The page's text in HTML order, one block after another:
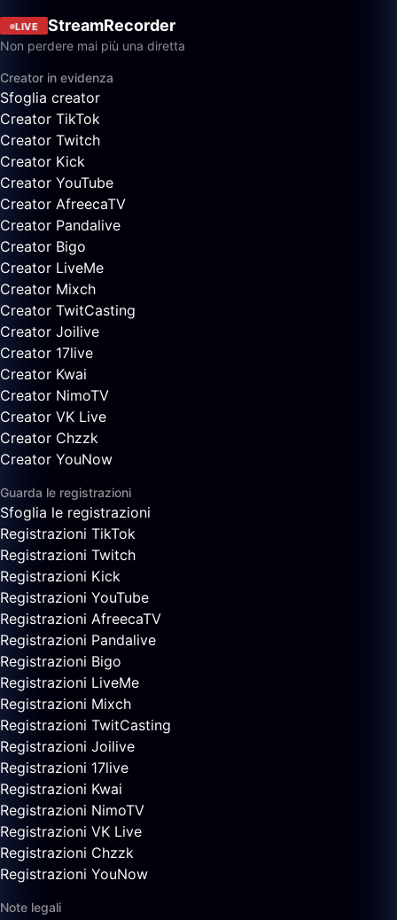
LIVE StreamRecorder
Non perdere mai più una diretta
Creator in evidenza
Sfoglia creator
Creator TikTok
Creator Twitch
Creator Kick
Creator YouTube
Creator AfreecaTV
Creator Pandalive
Creator Bigo
Creator LiveMe
Creator Mixch
Creator TwitCasting
Creator Joilive
Creator 17live
Creator Kwai
Creator NimoTV
Creator VK Live
Creator Chzzk
Creator YouNow
Guarda le registrazioni
Sfoglia le registrazioni
Registrazioni TikTok
Registrazioni Twitch
Registrazioni Kick
Registrazioni YouTube
Registrazioni AfreecaTV
Registrazioni Pandalive
Registrazioni Bigo
Registrazioni LiveMe
Registrazioni Mixch
Registrazioni TwitCasting
Registrazioni Joilive
Registrazioni 17live
Registrazioni Kwai
Registrazioni NimoTV
Registrazioni VK Live
Registrazioni Chzzk
Registrazioni YouNow
Note legali